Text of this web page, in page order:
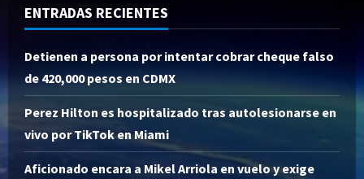
ENTRADAS RECIENTES
Detienen a persona por intentar cobrar cheque falso
de 420,000 pesos en CDMX
Perez Hilton es hospitalizado tras autolesionarse en
vivo por TikTok en Miami
Aficionado encara a Mikel Arriola en vuelo y exige